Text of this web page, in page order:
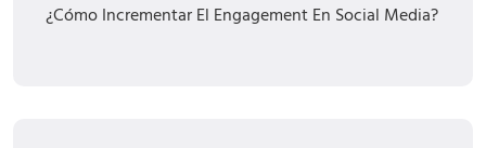
¿Cómo Incrementar El Engagement En Social Media?